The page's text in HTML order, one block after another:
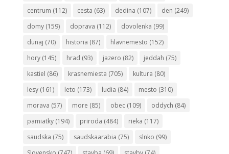
centrum (112) cesta (63) dedina (107) den (249)
domy(159) doprava (112) dovolenka (99)
dunaj (70) historia (87) hlavnemesto (152)
hory(145) hrad (93) jazero (82) jeddah (75)
kastiel (86) krasnemiesta (705) kultura (80)
lesy(161) leto (173) ludia (84) mesto (310)
morava (57) more (85) obec(109) oddych (84)
pamiatky(194) priroda (484) rieka (117)
saudska (75) saudskaarabia (75) slnko (99)